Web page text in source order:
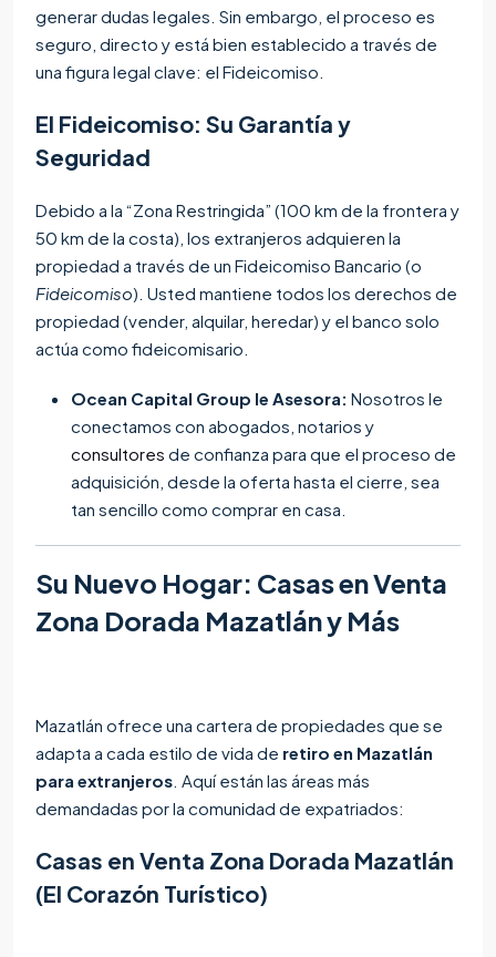
generar dudas legales. Sin embargo, el proceso es
seguro, directo y está bien establecido a través de
una figura legal clave: el Fideicomiso.
El Fideicomiso: Su Garantía y
Seguridad
Debido a la “Zona Restringida” (100 km de la frontera y
50 km de la costa), los extranjeros adquieren la
propiedad a través de un Fideicomiso Bancario (o
Fideicomiso). Usted mantiene todos los derechos de
propiedad (vender, alquilar, heredar) y el banco solo
actúa como fideicomisario.
Ocean Capital Group le Asesora: Nosotros le
conectamos con abogados, notarios y
consultores de confianza para que el proceso de
adquisición, desde la oferta hasta el cierre, sea
tan sencillo como comprar en casa.
Su Nuevo Hogar: Casas en Venta
Zona Dorada Mazatlán y Más
Mazatlán ofrece una cartera de propiedades que se
adapta a cada estilo de vida de retiro en Mazatlán
para extranjeros . Aquí están las áreas más
demandadas por la comunidad de expatriados:
Casas en Venta Zona Dorada Mazatlán
(El Corazón Turístico)